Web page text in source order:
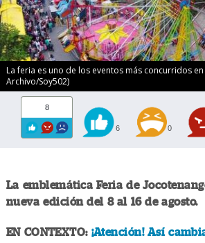
La feria es uno de los eventos más concurridos
Archivo/Soy502)
8
6 0
La emblemática Feria de
nueva edición del 8 al 16 de agosto.
EN CONTEXTO:¡Atención! Así